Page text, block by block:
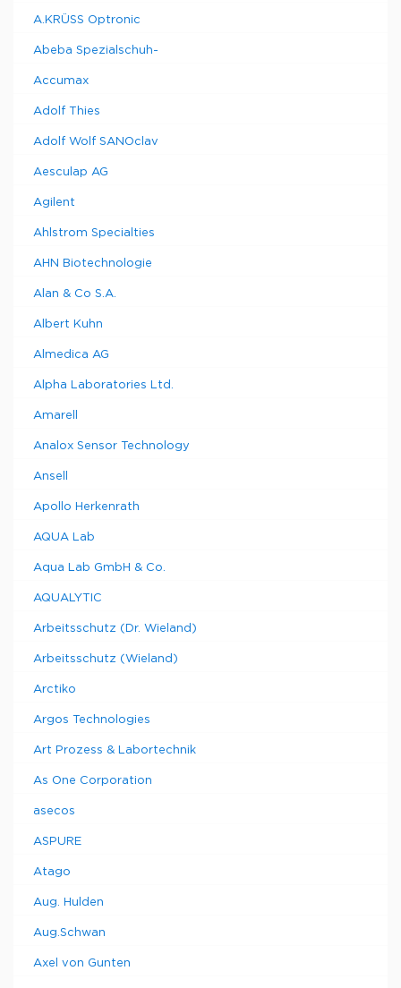
A.KRÜSS Optronic
Abeba Spezialschuh-
Accumax
Adolf Thies
Adolf Wolf SANOclav
Aesculap AG
Agilent
Ahlstrom Specialties
AHN Biotechnologie
Alan & Co S.A.
Albert Kuhn
Almedica AG
Alpha Laboratories Ltd.
Amarell
Analox Sensor Technology
Ansell
Apollo Herkenrath
AQUA Lab
Aqua Lab GmbH & Co.
AQUALYTIC
Arbeitsschutz (Dr. Wieland)
Arbeitsschutz (Wieland)
Arctiko
Argos Technologies
Art Prozess & Labortechnik
As One Corporation
asecos
ASPURE
Atago
Aug. Hulden
Aug.Schwan
Axel von Gunten